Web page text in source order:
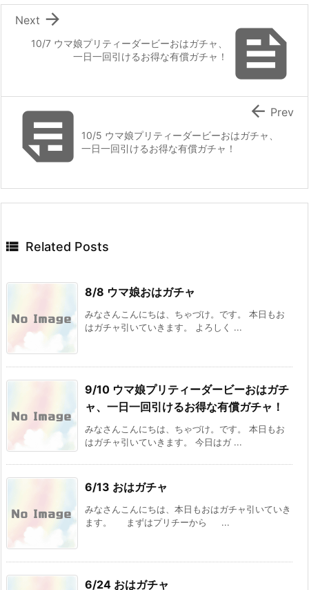

10/7 ウマ娘プリティーダービーおはガチャ、
一日一回引けるお得な有償ガチャ！

Next
10/5 ウマ娘プリティーダービーおはガチャ、
一日一回引けるお得な有償ガチャ！
 Prev
 Related Posts
8/8 ウマ娘おはガチャ
みなさんこんにちは、ちゃづけ。です。 本日もお
はガチャ引いていきます。 よろしく ...
9/10 ウマ娘プリティーダービーおはガチ
ャ、一日一回引けるお得な有償ガチャ！
みなさんこんにちは、ちゃづけ。です。 本日もお
はガチャ引いていきます。 今日はガ ...
6/13 おはガチャ
みなさんこんにちは、本日もおはガチャ引いていき
ます。 まずはプリチーから ...
6/24 おはガチャ